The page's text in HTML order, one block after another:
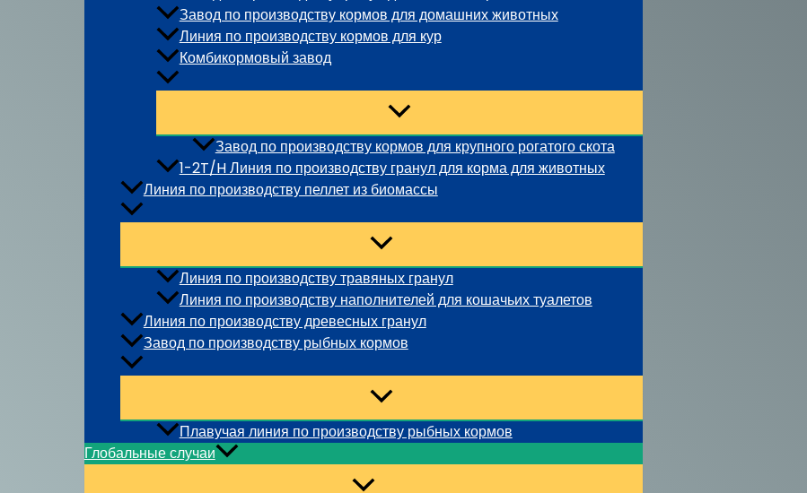
Завод по производству кормов для домашних животных
Линия по производству кормов для кур
Комбикормовый завод
Завод по производству кормов для крупного рогатого скота
1-2T/H Линия по производству гранул для корма для животных
Линия по производству пеллет из биомассы
Линия по производству травяных гранул
Линия по производству наполнителей для кошачьих туалетов
Линия по производству древесных гранул
Завод по производству рыбных кормов
Плавучая линия по производству рыбных кормов
Глобальные случаи